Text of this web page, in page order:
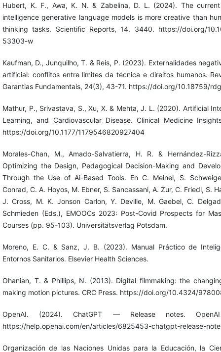
Hubert, K. F., Awa, K. N. & Zabelina, D. L. (2024). The
intelligence generative language models is more creative than
thinking tasks. Scientific Reports, 14, 3440. https://doi.org/
53303-w
Kaufman, D., Junquilho, T. & Reis, P. (2023). Externalidades
artificial: conflitos entre limites da técnica e direitos humanos.
Garantias Fundamentais, 24(3), 43-71. https://doi.org/10.18759/
Mathur, P., Srivastava, S., Xu, X. & Mehta, J. L. (2020). Artificial
Learning, and Cardiovascular Disease. Clinical Medicine
https://doi.org/10.1177/1179546820927404
Morales-Chan, M., Amado-Salvatierra, H. R. & Hernández-
Optimizing the Design, Pedagogical Decision-Making and
Through the Use of Ai-Based Tools. En C. Meinel, S.
Conrad, C. A. Hoyos, M. Ebner, S. Sancassani, A. Żur, C. Friedl, S.
J. Cross, M. K. Jonson Carlon, Y. Deville, M. Gaebel, C.
Schmieden (Eds.), EMOOCs 2023: Post-Covid Prospects for
Courses (pp. 95-103). Universitätsverlag Potsdam.
Moreno, E. C. & Sanz, J. B. (2023). Manual Práctico de
Entornos Sanitarios. Elsevier Health Sciences.
Ohanian, T. & Phillips, N. (2013). Digital filmmaking: the
making motion pictures. CRC Press. https://doi.org/10.4324/
OpenAI. (2024). ChatGPT — Release notes.
https://help.openai.com/en/articles/6825453-chatgpt-release-
Organización de las Naciones Unidas para la Educación, la